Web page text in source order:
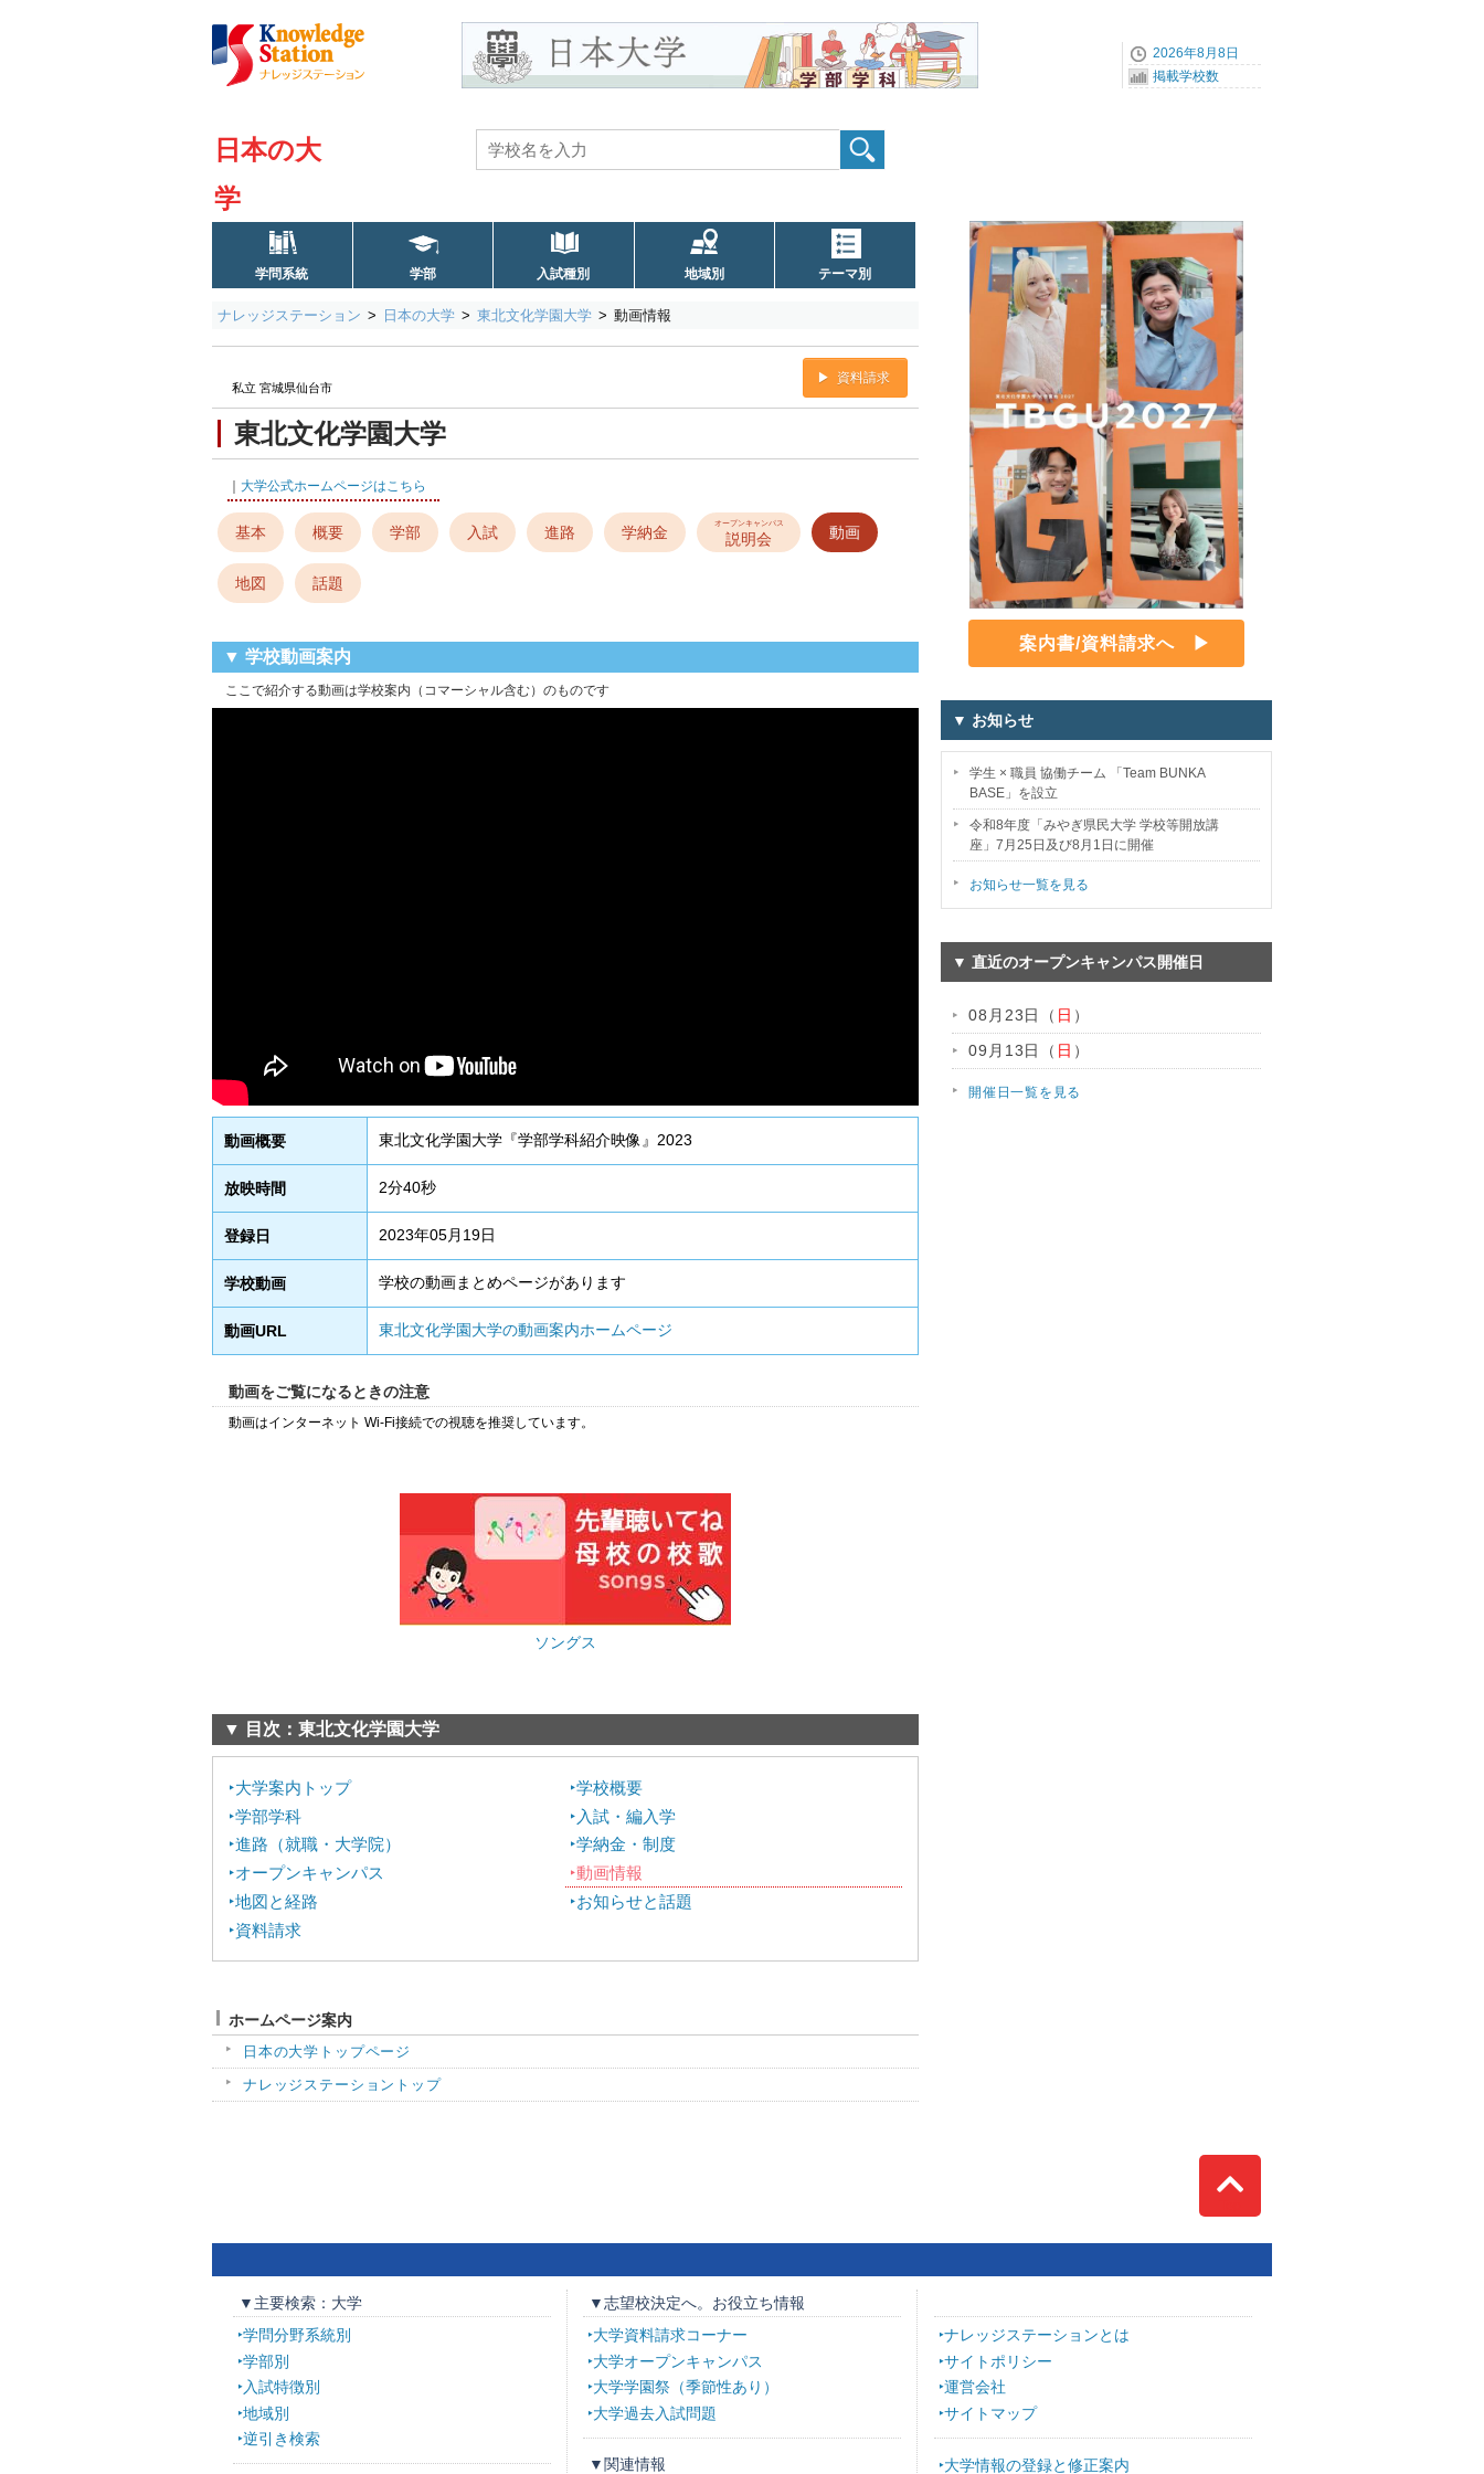
2026年8月8日
掲載学校数
日本の大
学
学問系統 学部 入試種別 地域別 テーマ別
ナレッジステーション 日本の大学 東北文化学園大学 動画情報
東北文化学園大学
私立 宮城県仙台市
資料請求
大学公式ホームページはこちら
基本 概要 学部 入試 進路 学納金
オープンキャンパス
説明会 動画
地図 話題
▼ 学校動画案内
ここで紹介する動画は学校案内（コマーシャル含む）のものです
動画概要 東北文化学園大学『学部学科紹介映像』2023
放映時間 2分40秒
登録日 2023年05月19日
学校動画 学校の動画まとめページがあります
動画URL 東北文化学園大学の動画案内ホームページ
動画をご覧になるときの注意
動画はインターネット Wi-Fi接続での視聴を推奨しています。
ソングス
案内書/資料請求へ
▼ お知らせ
学生 × 職員 協働チーム 「Team BUNKA
BASE」を設立
令和8年度「みやぎ県民大学 学校等開放講
座」7月25日及び8月1日に開催
お知らせ一覧を見る
▼ 直近のオープンキャンパス開催日
08月23日（ 日 ）
09月13日（ 日 ）
開催日一覧を見る
▼ 目次：東北文化学園大学
大学案内トップ
学校概要
学部学科
入試・編入学
進路（就職・大学院）
学納金・制度
オープンキャンパス
動画情報
地図と経路
お知らせと話題
資料請求
ホームページ案内
日本の大学トップページ
ナレッジステーショントップ
▼主要検索：大学
学問分野系統別
学部別
入試特徴別
地域別
逆引き検索
▼志望校決定へ。お役立ち情報
大学資料請求コーナー
大学オープンキャンパス
大学学園祭（季節性あり）
大学過去入試問題
▼関連情報
ナレッジステーションとは
サイトポリシー
運営会社
サイトマップ
大学情報の登録と修正案内